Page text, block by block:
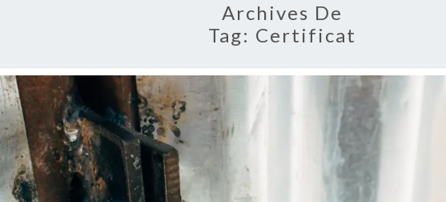
Archives De
Tag: Certificat